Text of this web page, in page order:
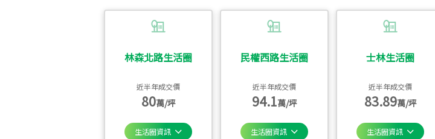
林森北路生活圈
近半年成交價
80萬/坪
生活圈資訊
民權西路生活圈
近半年成交價
94.1萬/坪
生活圈資訊
士林生活圈
近半年成交價
83.89萬/坪
生活圈資訊